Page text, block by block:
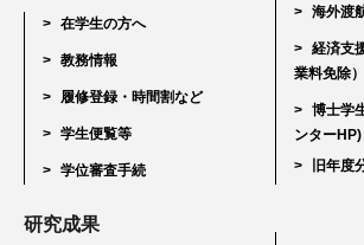
在学生の方へ
教務情報
履修登録・時間割など
学生便覧等
学位審査手続
海外渡
経済支
業料免除）
博士学
ンターHP)
旧年度
研究成果